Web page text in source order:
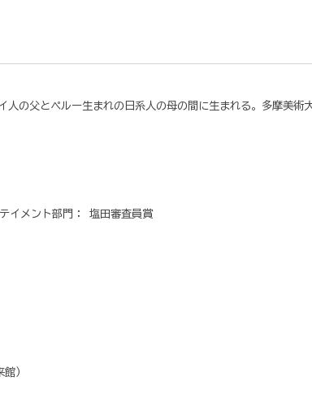
人の父とペルー生まれの日系人の母の間に生まれる。多摩美
イメント部門： 塩田審査員賞
）